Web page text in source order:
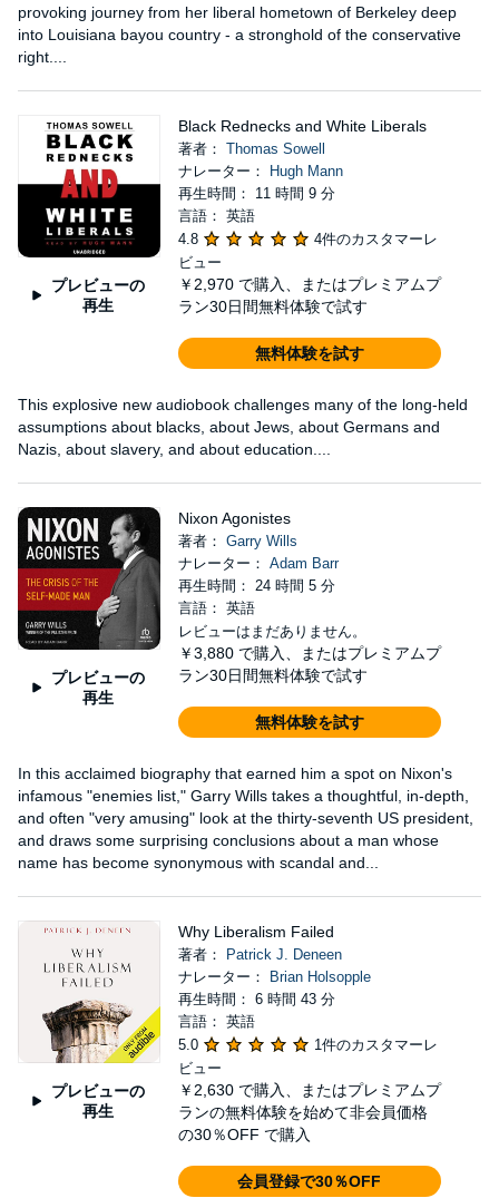
provoking journey from her liberal hometown of Berkeley deep
into Louisiana bayou country - a stronghold of the conservative
right....
プレビューの
再生
Black Rednecks and White Liberals
著者： Thomas Sowell
ナレーター：
Hugh Mann
再生時間： 11 時間 9 分
言語： 英語
4.8
4件のカスタマーレ
ビュー
￥2,970 で購入、またはプレミアムプ
ラン30日間無料体験で試す
無料体験を試す
This explosive new audiobook challenges many of the long-held
assumptions about blacks, about Jews, about Germans and
Nazis, about slavery, and about education....
プレビューの
再生
Nixon Agonistes
著者： Garry Wills
ナレーター： Adam Barr
再生時間： 24 時間 5 分
言語： 英語
レビューはまだありません。
￥3,880 で購入、またはプレミアムプ
ラン30日間無料体験で試す
無料体験を試す
In this acclaimed biography that earned him a spot on Nixon's
infamous "enemies list," Garry Wills takes a thoughtful, in-depth,
and often "very amusing" look at the thirty-seventh US president,
and draws some surprising conclusions about a man whose
name has become synonymous with scandal and...
プレビューの
再生
Why Liberalism Failed
著者：
Patrick J. Deneen
ナレーター：
Brian Holsopple
再生時間： 6 時間 43 分
言語： 英語
5.0
1件のカスタマーレ
ビュー
￥2,630 で購入、またはプレミアムプ
ランの無料体験を始めて非会員価格
の30％OFF で購入
会員登録で30％OFF